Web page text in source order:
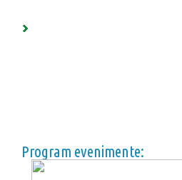
Program evenimente: